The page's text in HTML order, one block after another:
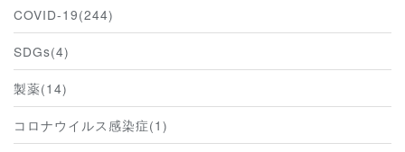
COVID-19(244)
SDGs(4)
製薬(14)
コロナウイルス感染症(1)